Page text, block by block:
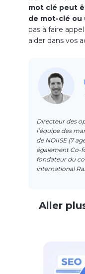
mot clé peut
de mot-clé
pas à faire
aider dans vos
Directeur des
l’équipe des
de NOIISE (7
également Co-
fondateur du
international
Aller